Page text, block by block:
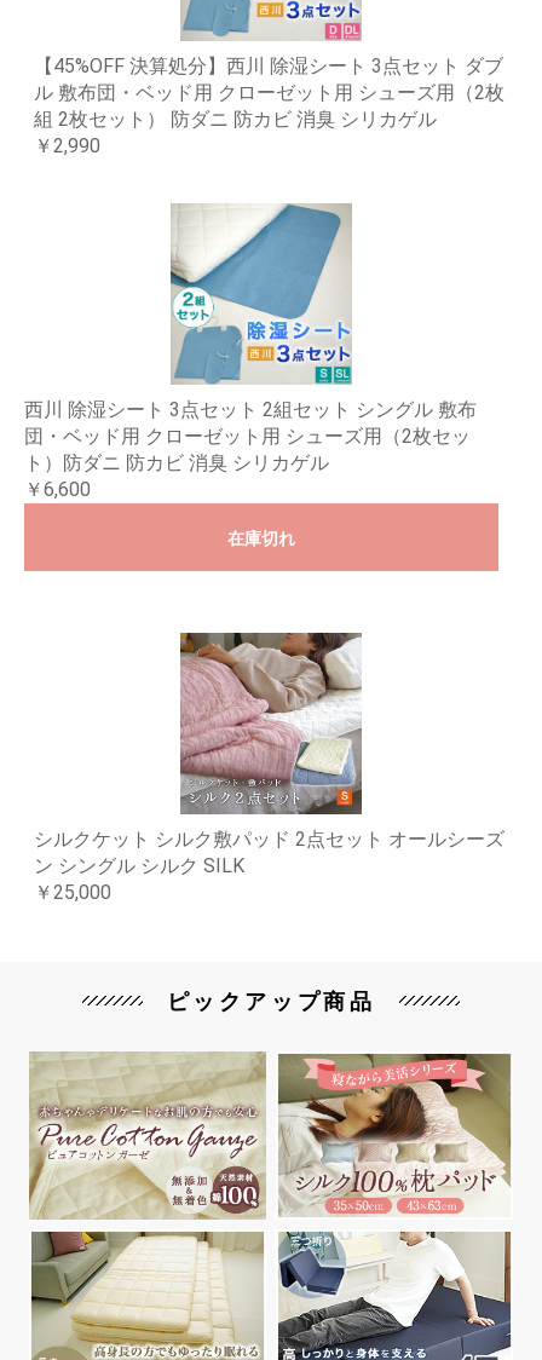
【45%OFF 決算処分】西川 除湿シート 3点セット ダブ
ル 敷布団・ベッド用 クローゼット用 シューズ用（2枚
組 2枚セット） 防ダニ 防カビ 消臭 シリカゲル
￥2,990
西川 除湿シート 3点セット 2組セット シングル 敷布
団・ベッド用 クローゼット用 シューズ用（2枚セッ
ト）防ダニ 防カビ 消臭 シリカゲル
￥6,600
在庫切れ
シルクケット シルク敷パッド 2点セット オールシーズ
ン シングル シルク SILK
￥25,000
ピックアップ商品